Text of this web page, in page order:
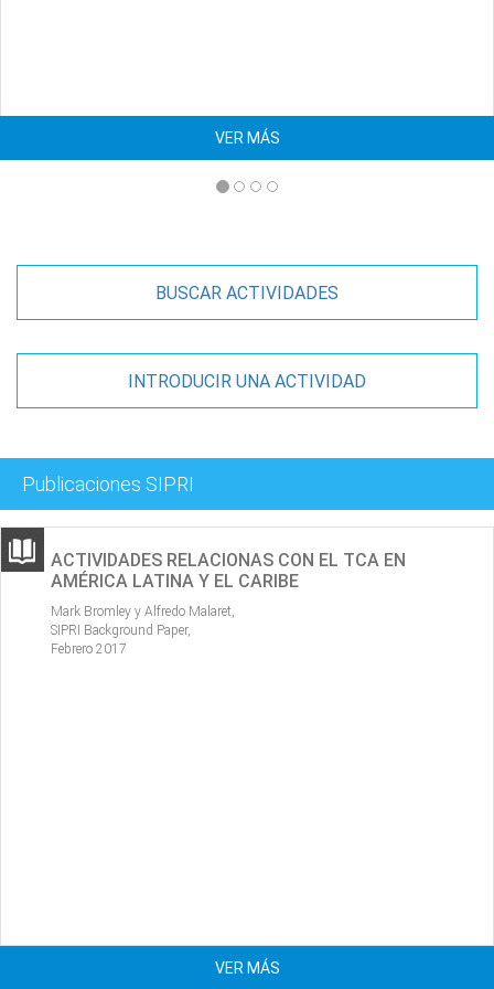
BUSCAR ACTIVIDADES
INTRODUCIR UNA ACTIVIDAD
Publicaciones SIPRI
ACTIVIDADES RELACIONAS CON EL TCA EN
AMÉRICA LATINA Y EL CARIBE
Mark Bromley y Alfredo Malaret,
SIPRI Background Paper,
Febrero 2017
VER MÁS